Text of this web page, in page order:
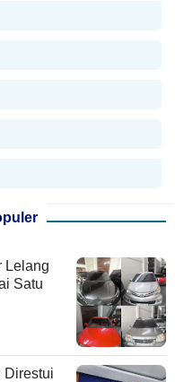
Lelang
Satu
Direstui